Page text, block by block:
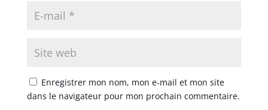
Enregistrer mon nom, mon e-mail et mon site
dans le navigateur pour mon prochain commentaire.